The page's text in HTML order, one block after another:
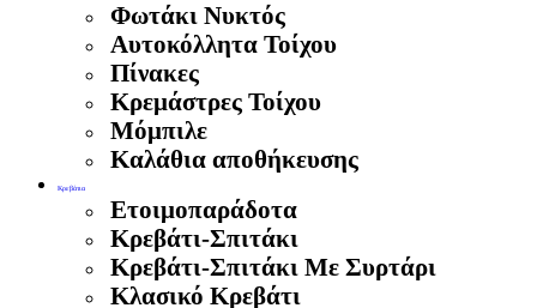
Φωτάκι Νυκτός
Αυτοκόλλητα Τοίχου
Πίνακες
Κρεμάστρες Τοίχου
Μόμπιλε
Καλάθια αποθήκευσης
Κρεβάτια
Ετοιμοπαράδοτα
Κρεβάτι-Σπιτάκι
Κρεβάτι-Σπιτάκι Με Συρτάρι
Κλασικό Κρεβάτι